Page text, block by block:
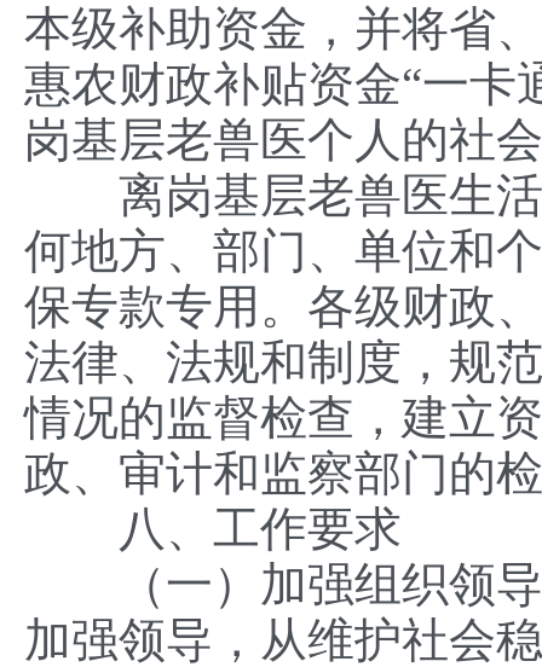
本级补助资金，并将省
惠农财政补贴资金“一卡
岗基层老兽医个人的社
离岗基层老兽医生活
何地方、部门、单位和
保专款专用。各级财政
法律、法规和制度，规
情况的监督检查，建立
政、审计和监察部门的
八、工作要求
（一）加强组织领导
加强领导，从维护社会